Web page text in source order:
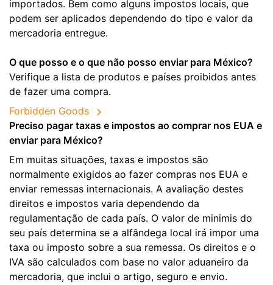
importados. Bem como alguns impostos locais, que
podem ser aplicados dependendo do tipo e valor da
mercadoria entregue.
O que posso e o que não posso enviar para México?
Verifique a lista de produtos e países proibidos antes
de fazer uma compra.
Forbidden Goods
Preciso pagar taxas e impostos ao comprar nos EUA e
enviar para México?
Em muitas situações, taxas e impostos são
normalmente exigidos ao fazer compras nos EUA e
enviar remessas internacionais. A avaliação destes
direitos e impostos varia dependendo da
regulamentação de cada país. O valor de minimis do
seu país determina se a alfândega local irá impor uma
taxa ou imposto sobre a sua remessa. Os direitos e o
IVA são calculados com base no valor aduaneiro da
mercadoria, que inclui o artigo, seguro e envio.